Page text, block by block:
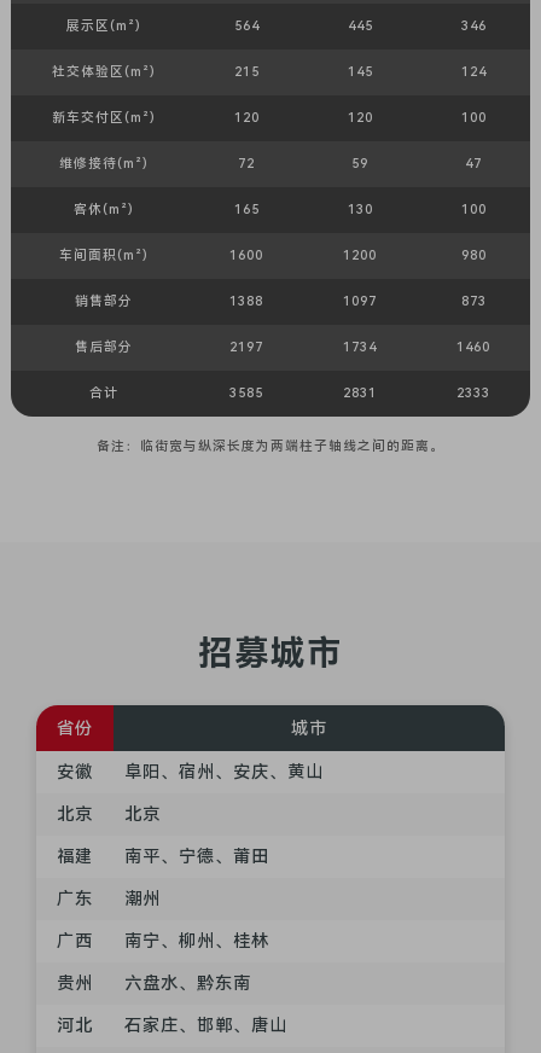
展示区(m²) 564 445 346
社交体验区(m²) 215 145 124
新车交付区(m²) 120 120 100
维修接待(m²) 72 59 47
客休(m²) 165 130 100
车间面积(m²) 1600 1200 980
销售部分 1388 1097 873
售后部分 2197 1734 1460
合计 3585 2831 2333
备注：临街宽与纵深长度为两端柱子轴线之间的距离。
招募城市
省份 城市
安徽 阜阳、宿州、安庆、黄山
北京 北京
福建 南平、宁德、莆田
广东 潮州
广西 南宁、柳州、桂林
贵州 六盘水、黔东南
河北 石家庄、邯郸、唐山